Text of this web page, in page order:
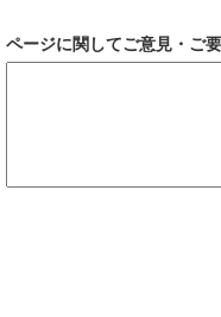
ページに関してご意見・ご